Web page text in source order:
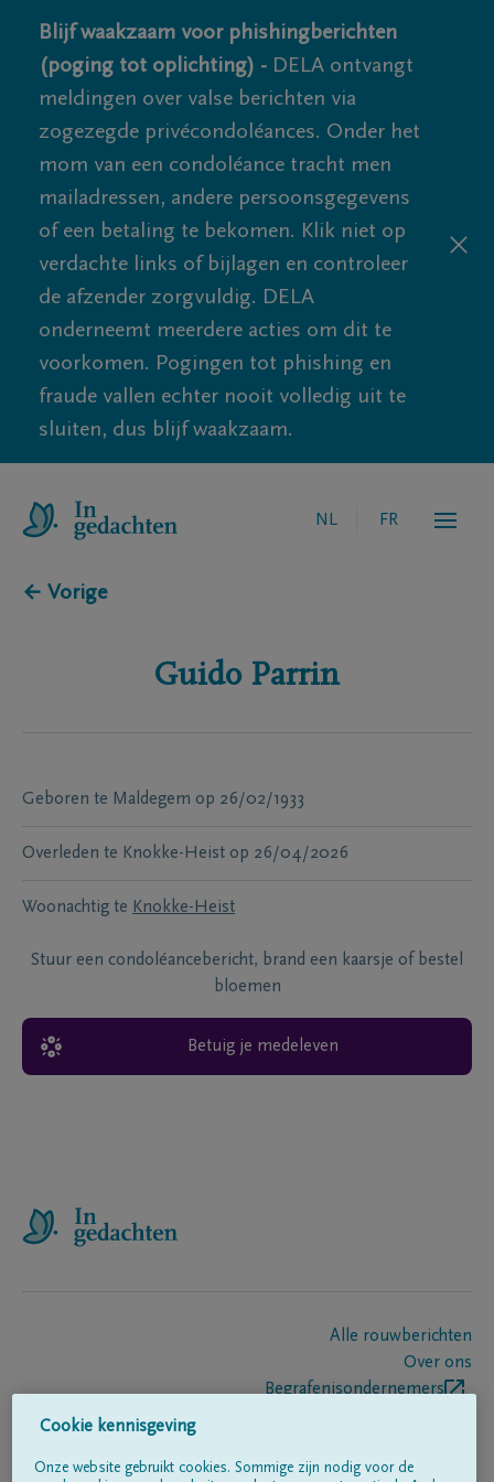
Blijf waakzaam voor phishingberichten
(poging tot oplichting) - DELA ontvangt
meldingen over valse berichten via
zogezegde privécondoléances. Onder het
mom van een condoléance tracht men
mailadressen, andere persoonsgegevens
of een betaling te bekomen. Klik niet op
verdachte links of bijlagen en controleer
de afzender zorgvuldig. DELA
onderneemt meerdere acties om dit te
voorkomen. Pogingen tot phishing en
fraude vallen echter nooit volledig uit te
sluiten, dus blijf waakzaam.
NL FR
← Vorige
Guido Parrin
Geboren te Maldegem op 26/02/1933
Overleden te Knokke-Heist op 26/04/2026
Woonachtig te Knokke-Heist
Stuur een condoléancebericht, brand een kaarsje of bestel
bloemen
Betuig je medeleven
Alle rouwberichten
Over ons
Begrafenisondernemers
Cookie kennisgeving
Onze website gebruikt cookies. Sommige zijn nodig voor de